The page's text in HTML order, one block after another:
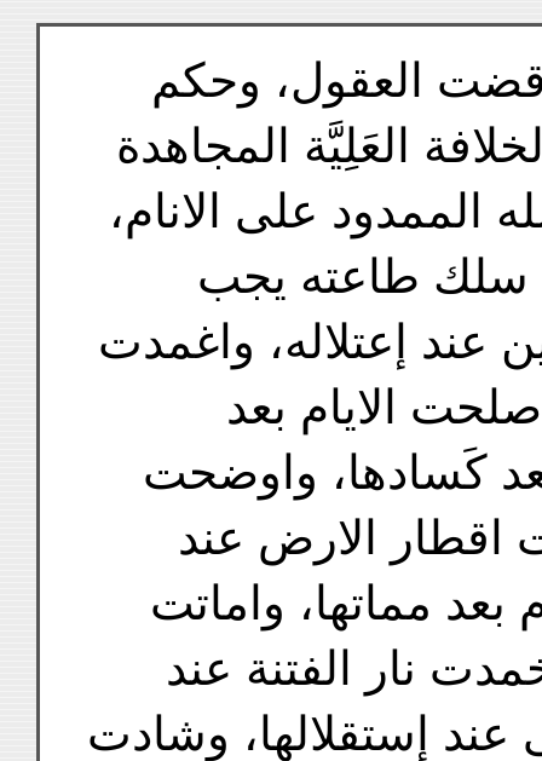
قضت العقول، وحكم
العَلِيَّة المجاهدة
الممدود على الانام،
سلك طاعته يجب
عند إعتلاله، واغمدت
الايام بعد
كَسادها، واوضحت
اقطار الارض عند
مماتها، واماتت
نار الفتنة عند
عند إستقلالها، وشادت